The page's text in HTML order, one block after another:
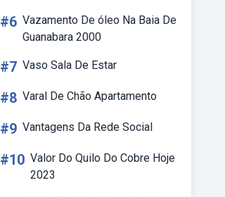
#6 Vazamento De óleo Na Baia De
Guanabara 2000
#7 Vaso Sala De Estar
#8 Varal De Chão Apartamento
#9 Vantagens Da Rede Social
#10 Valor Do Quilo Do Cobre Hoje
2023